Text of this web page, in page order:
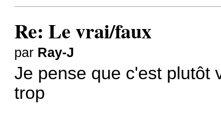
Re: Le vrai/faux
par Ray-J
Je pense que c'est plutôt
trop